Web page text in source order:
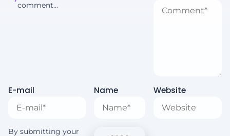
comment...
E-mail Name Website
By submitting your